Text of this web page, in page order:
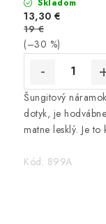
Skladom
13,30 €
19 €
(–30 %)
Šungitový
dotyk, je
matne lesklý. Je
Kód: 899A